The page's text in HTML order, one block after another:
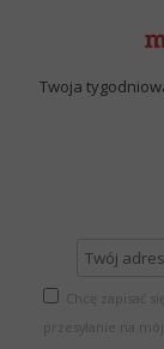
Twoja
Chcę zapisać
przesyłanie na